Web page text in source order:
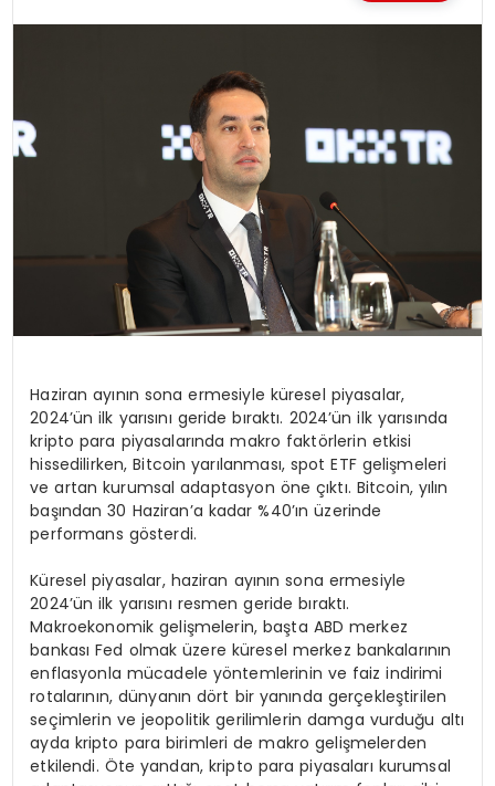
Haziran ayının sona ermesiyle küresel piyasalar,
2024’ün ilk yarısını geride bıraktı. 2024’ün ilk yarısında
kripto para piyasalarında makro faktörlerin etkisi
hissedilirken, Bitcoin yarılanması, spot ETF gelişmeleri
ve artan kurumsal adaptasyon öne çıktı. Bitcoin, yılın
başından 30 Haziran’a kadar %40’ın üzerinde
performans gösterdi.
Küresel piyasalar, haziran ayının sona ermesiyle
2024’ün ilk yarısını resmen geride bıraktı.
Makroekonomik gelişmelerin, başta ABD merkez
bankası Fed olmak üzere küresel merkez bankalarının
enflasyonla mücadele yöntemlerinin ve faiz indirimi
rotalarının, dünyanın dört bir yanında gerçekleştirilen
seçimlerin ve jeopolitik gerilimlerin damga vurduğu altı
ayda kripto para birimleri de makro gelişmelerden
etkilendi. Öte yandan, kripto para piyasaları kurumsal